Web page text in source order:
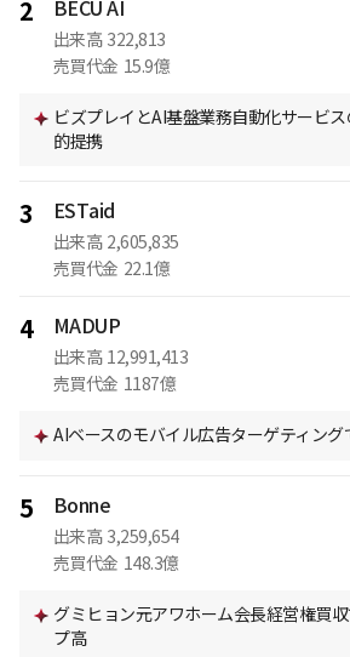
2 BECU AI
出来高 322,813
売買代金 15.9億
ビズプレイとAI基盤業務自動化サービ
的提携
3 ESTaid
出来高 2,605,835
売買代金 22.1億
4 MADUP
出来高 12,991,413
売買代金 1187億
AIベースのモバイル広告ターゲティン
5 Bonne
出来高 3,259,654
売買代金 148.3億
グミヒョン元アワホーム会長経営権買
プ高